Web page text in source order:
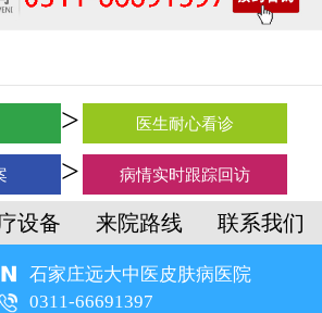
医生耐心看诊
病情实时跟踪回访
设备 来院路线 联系我们
石家庄远大中医皮肤病医院
0311-66691397